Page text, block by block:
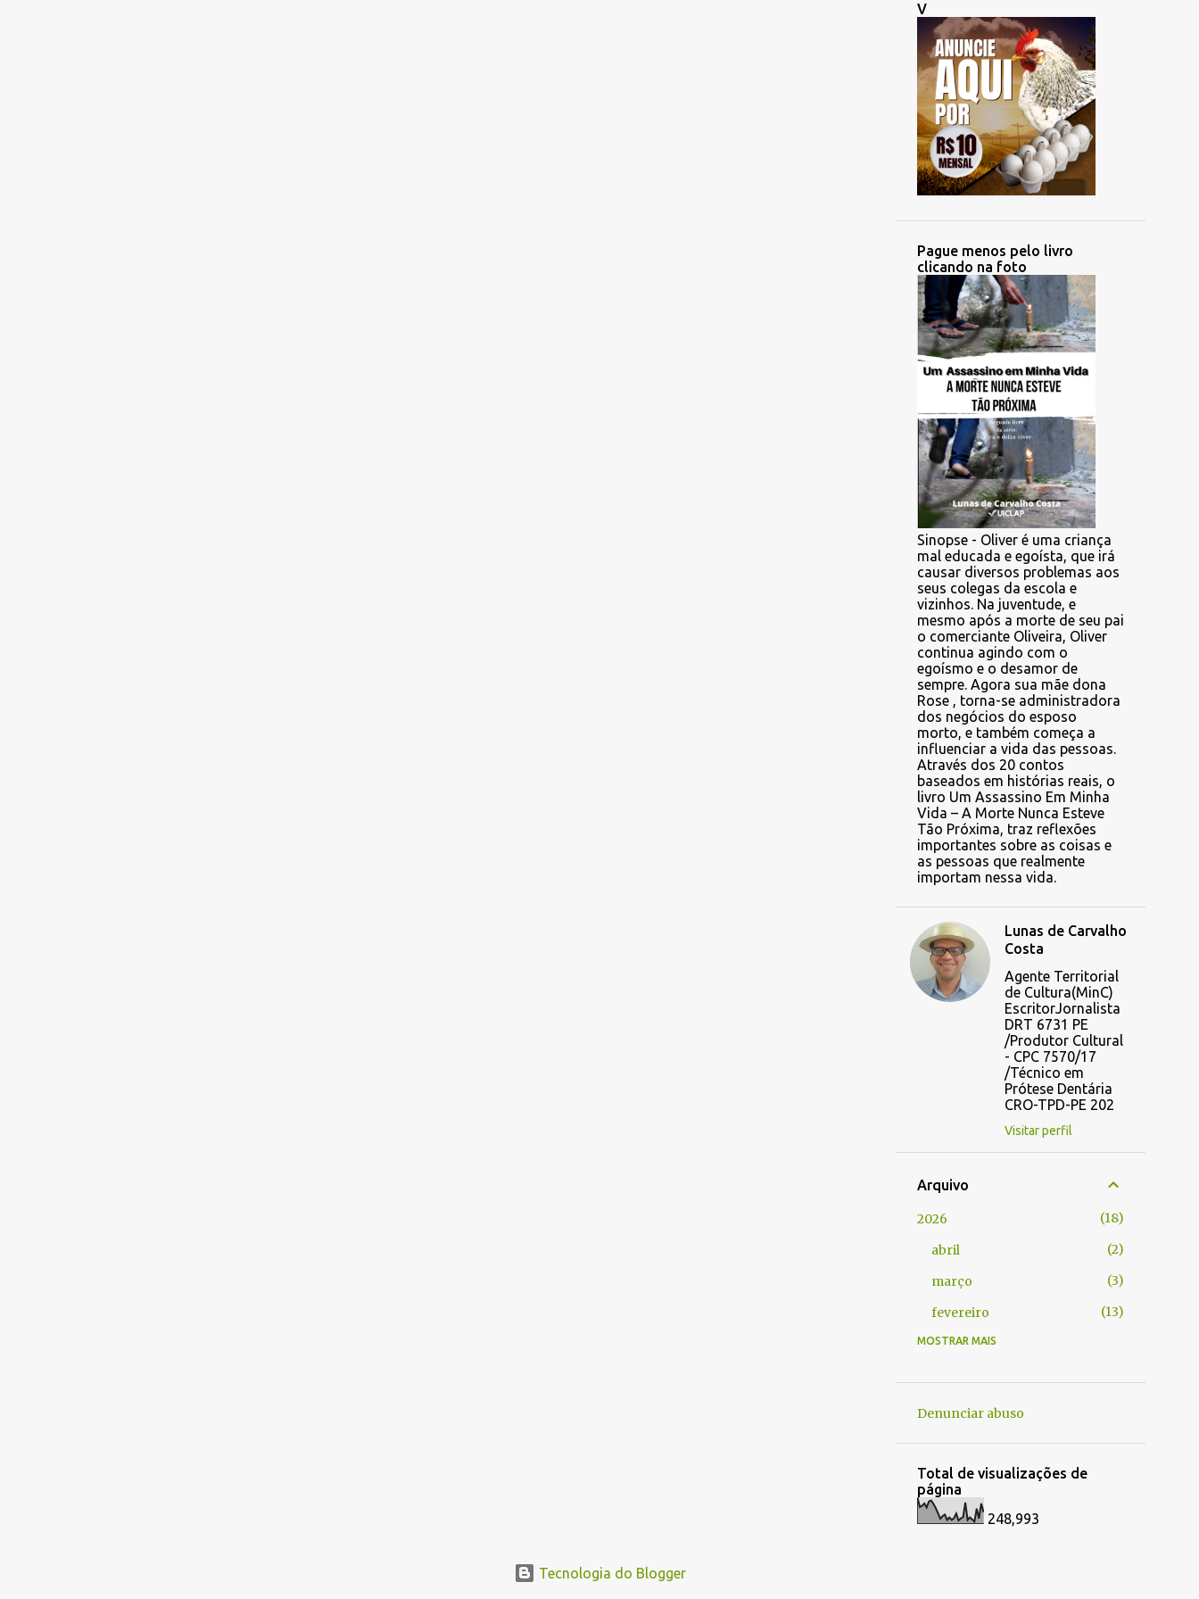
V
Pague menos pelo livro
clicando na foto
Sinopse - Oliver é uma criança
mal educada e egoísta, que irá
causar diversos problemas aos
seus colegas da escola e
vizinhos. Na juventude, e
mesmo após a morte de seu pai
o comerciante Oliveira, Oliver
continua agindo com o
egoísmo e o desamor de
sempre. Agora sua mãe dona
Rose , torna-se administradora
dos negócios do esposo
morto, e também começa a
influenciar a vida das pessoas.
Através dos 20 contos
baseados em histórias reais, o
livro Um Assassino Em Minha
Vida – A Morte Nunca Esteve
Tão Próxima, traz reflexões
importantes sobre as coisas e
as pessoas que realmente
importam nessa vida.
Lunas de Carvalho
Costa
Agente Territorial
de Cultura(MinC)
EscritorJornalista
DRT 6731 PE
/Produtor Cultural
- CPC 7570/17
/Técnico em
Prótese Dentária
CRO-TPD-PE 202
Visitar perfil
Arquivo
2026
18
abril
2
março
3
fevereiro
13
2025
2024
2023
outubro
MOSTRAR MAIS
Denunciar abuso
Total de visualizações de
página
248,993
Tecnologia do Blogger